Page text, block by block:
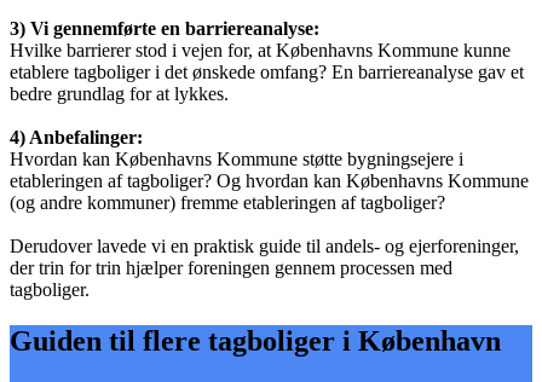
3) Vi gennemførte en barriereanalyse:
Hvilke barrierer stod i vejen for, at Københavns Kommune kunne
etablere tagboliger i det ønskede omfang? En barriereanalyse gav et
bedre grundlag for at lykkes.
4) Anbefalinger:
Hvordan kan Københavns Kommune støtte bygningsejere i
etableringen af tagboliger? Og hvordan kan Københavns Kommune
(og andre kommuner) fremme etableringen af tagboliger?
Derudover lavede vi en praktisk guide til andels- og ejerforeninger,
der trin for trin hjælper foreningen gennem processen med
tagboliger.
Guiden til flere tagboliger i København